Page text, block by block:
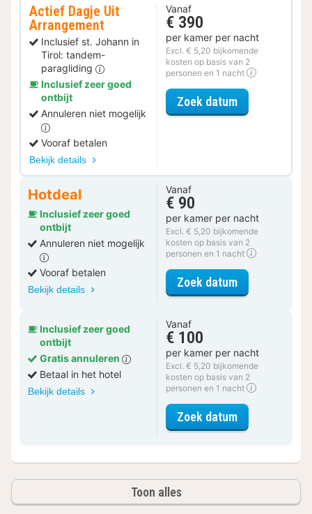
Actief Dagje Uit
Arrangement
Inclusief st. Johann in
Tirol: tandem-
paragliding
Inclusief zeer goed
ontbijt
Annuleren niet mogelijk
Vooraf betalen
Bekijk details
Vanaf
€ 390
per kamer per nacht
Excl. € 5,20 bijkomende
kosten op basis van 2
personen en 1 nacht
Zoek datumvoor Actief
Hotdeal
Inclusief zeer goed
ontbijt
Annuleren niet mogelijk
Vooraf betalen
Bekijk details
Vanaf
€ 90
per kamer per nacht
Excl. € 5,20 bijkomende
kosten op basis van 2
personen en 1 nacht
Zoek datumvoor
Inclusief zeer goed
ontbijt
Gratis annuleren
Betaal in het hotel
Bekijk details
Vanaf
€ 100
per kamer per nacht
Excl. € 5,20 bijkomende
kosten op basis van 2
personen en 1 nacht
Zoek datumvoor
Toon alles